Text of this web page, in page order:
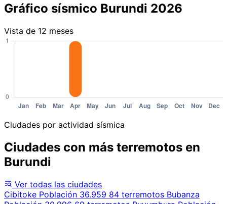
Gráfico sísmico Burundi 2026
Vista de 12 meses
Ciudades por actividad sísmica
Ciudades con más terremotos en
Burundi
Ver todas las ciudades
Cibitoke Población 36.959 84 terremotos Bubanza